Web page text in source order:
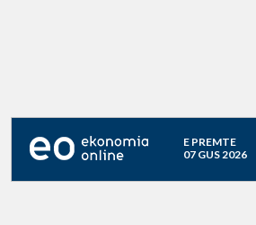
E PREMTE
07 GUS 2026